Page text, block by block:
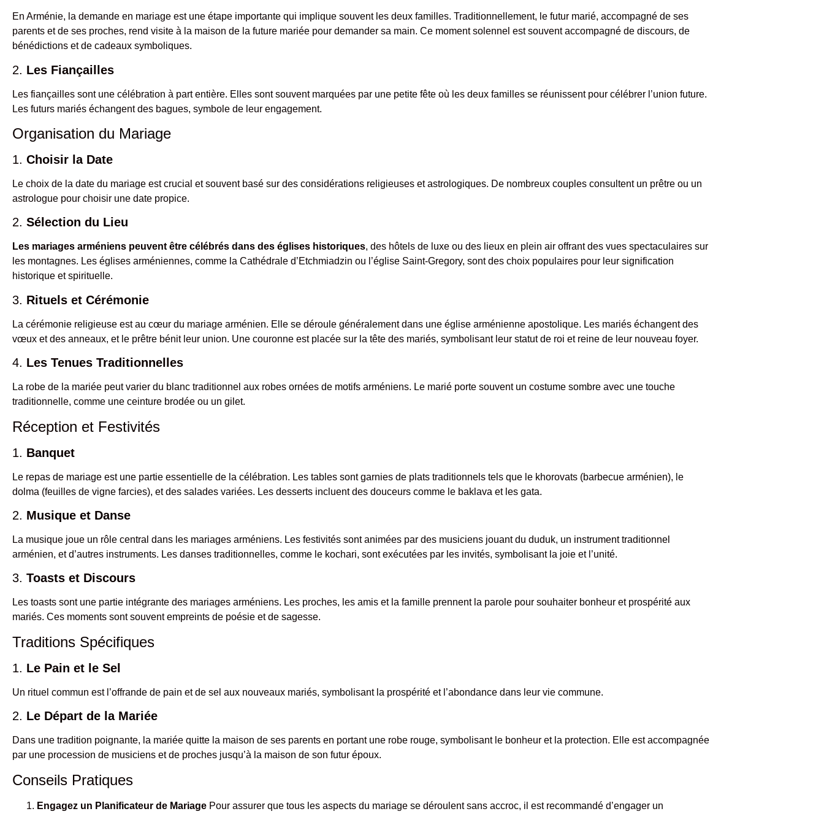
En Arménie, la demande en mariage est une étape importante qui implique souvent les deux familles. Traditionnellement, le futur marié, accompagné de ses
parents et de ses proches, rend visite à la maison de la future mariée pour demander sa main. Ce moment solennel est souvent accompagné de discours, de
bénédictions et de cadeaux symboliques.
2. Les Fiançailles
Les fiançailles sont une célébration à part entière. Elles sont souvent marquées par une petite fête où les deux familles se réunissent pour célébrer l’union future.
Les futurs mariés échangent des bagues, symbole de leur engagement.
Organisation du Mariage
1. Choisir la Date
Le choix de la date du mariage est crucial et souvent basé sur des considérations religieuses et astrologiques. De nombreux couples consultent un prêtre ou un
astrologue pour choisir une date propice.
2. Sélection du Lieu
Les mariages arméniens peuvent être célébrés dans des églises historiques, des hôtels de luxe ou des lieux en plein air offrant des vues spectaculaires sur
les montagnes. Les églises arméniennes, comme la Cathédrale d’Etchmiadzin ou l’église Saint-Gregory, sont des choix populaires pour leur signification
historique et spirituelle.
3. Rituels et Cérémonie
La cérémonie religieuse est au cœur du mariage arménien. Elle se déroule généralement dans une église arménienne apostolique. Les mariés échangent des
vœux et des anneaux, et le prêtre bénit leur union. Une couronne est placée sur la tête des mariés, symbolisant leur statut de roi et reine de leur nouveau foyer.
4. Les Tenues Traditionnelles
La robe de la mariée peut varier du blanc traditionnel aux robes ornées de motifs arméniens. Le marié porte souvent un costume sombre avec une touche
traditionnelle, comme une ceinture brodée ou un gilet.
Réception et Festivités
1. Banquet
Le repas de mariage est une partie essentielle de la célébration. Les tables sont garnies de plats traditionnels tels que le khorovats (barbecue arménien), le
dolma (feuilles de vigne farcies), et des salades variées. Les desserts incluent des douceurs comme le baklava et les gata.
2. Musique et Danse
La musique joue un rôle central dans les mariages arméniens. Les festivités sont animées par des musiciens jouant du duduk, un instrument traditionnel
arménien, et d’autres instruments. Les danses traditionnelles, comme le kochari, sont exécutées par les invités, symbolisant la joie et l’unité.
3. Toasts et Discours
Les toasts sont une partie intégrante des mariages arméniens. Les proches, les amis et la famille prennent la parole pour souhaiter bonheur et prospérité aux
mariés. Ces moments sont souvent empreints de poésie et de sagesse.
Traditions Spécifiques
1. Le Pain et le Sel
Un rituel commun est l’offrande de pain et de sel aux nouveaux mariés, symbolisant la prospérité et l’abondance dans leur vie commune.
2. Le Départ de la Mariée
Dans une tradition poignante, la mariée quitte la maison de ses parents en portant une robe rouge, symbolisant le bonheur et la protection. Elle est accompagnée
par une procession de musiciens et de proches jusqu’à la maison de son futur époux.
Conseils Pratiques
Engagez un Planificateur de Mariage Pour assurer que tous les aspects du mariage se déroulent sans accroc, il est recommandé d’engager un